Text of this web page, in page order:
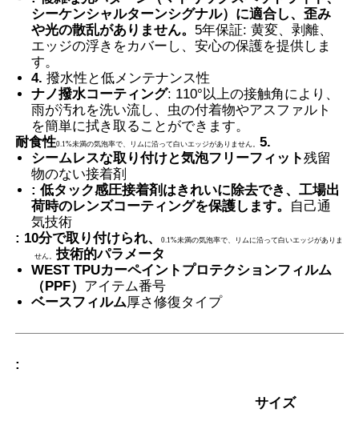
PNLCフィルム
合わせガラスPVB中間膜
サーモクロミックPVBフィルム
シーケンシャルターンシグナル）に適合し、歪み
や光の散乱がありません。 5年保証: 黄変、剥離、
エッジの浮きをカバーし、安心の保護を提供しま
す。
4. 撥水性と低メンテナンス性
ナノ撥水コーティング: 110°以上の接触角により、
雨が汚れを洗い流し、虫の付着物やアスファルト
を簡単に拭き取ることができます。
耐食性0.1%未満の気泡率で、リムに沿って白いエッジがありません。5.
シームレスな取り付けと気泡フリーフィット残留
物のない接着剤
: 低タック感圧接着剤はきれいに除去でき、工場出
荷時のレンズコーティングを保護します。 自己通
気技術
: 10分で取り付けられ、0.1%未満の気泡率で、リムに沿って白いエッジがありま
せん。技術的パラメータ
WEST TPUカーペイントプロテクションフィルム
（PPF） アイテム番号
ベースフィルム厚さ修復タイプ
:
サイズ